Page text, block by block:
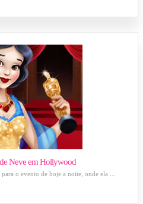
Neve em Hollywood
o evento de hoje a noite, onde ela ...